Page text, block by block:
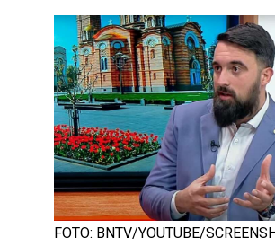
FOTO: BNTV/YOUTUBE/